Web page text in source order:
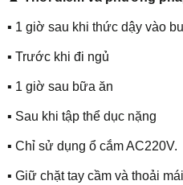
▪ 1 giờ sau khi thức dậy vào
▪ Trước khi đi ngủ
▪ 1 giờ sau bữa ăn
▪ Sau khi tập thể dục nặng
▪ Chỉ sử dụng ổ cắm AC220V.
▪ Giữ chặt tay cầm và thoải